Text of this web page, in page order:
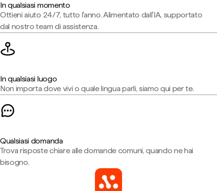
In qualsiasi momento
Ottieni aiuto 24/7, tutto l'anno. Alimentato dall'IA, supportato
dal nostro team di assistenza.
In qualsiasi luogo
Non importa dove vivi o quale lingua parli, siamo qui per te.
Qualsiasi domanda
Trova risposte chiare alle domande comuni, quando ne hai
bisogno.